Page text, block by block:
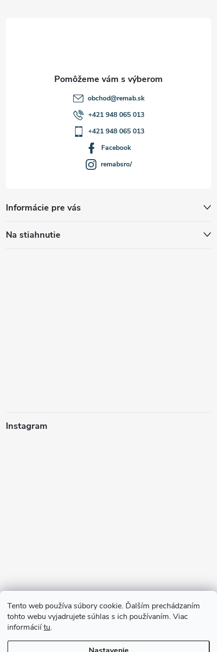
Tento web používa súbory cookie. Ďalším prechádzaním
tohto webu vyjadrujete súhlas s ich používaním. Viac
informáciítu.
Informácie pre vás
Na stiahnutie
Instagram
Sledovať na Instagrame
obchod@remab.sk
+421 948 065 013
+421 948 065 013
Facebook
remabsro/